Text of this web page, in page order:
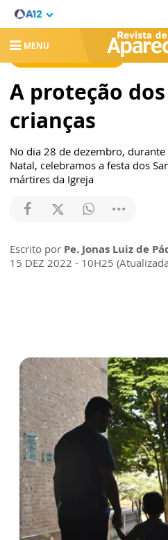
MENU
REVISTA DE APARECIDA
A proteção
crianças
No dia 28 de dezembro,
Natal, celebramos a festa dos
mártires da Igreja
Escrito por Pe. Jonas Luiz de
15 DEZ 2022 - 10H25